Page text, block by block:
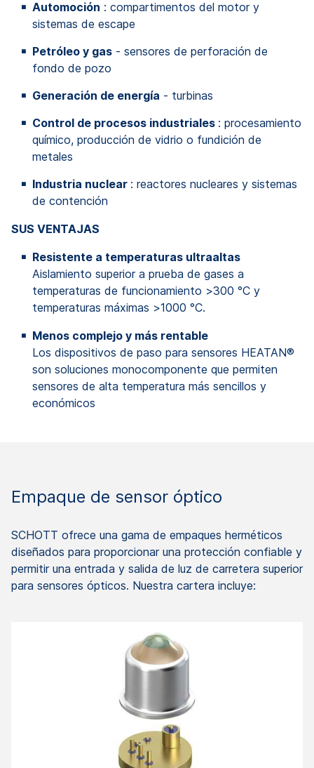
Automoción : compartimentos del motor y
sistemas de escape
Petróleo y gas - sensores de perforación de
fondo de pozo
Generación de energía - turbinas
Control de procesos industriales : procesamiento
químico, producción de vidrio o fundición de
metales
Industria nuclear : reactores nucleares y sistemas
de contención
SUS VENTAJAS
Resistente a temperaturas ultraaltas
Aislamiento superior a prueba de gases a
temperaturas de funcionamiento >300 °C y
temperaturas máximas >1000 °C.
Menos complejo y más rentable
Los dispositivos de paso para sensores HEATAN®
son soluciones monocomponente que permiten
sensores de alta temperatura más sencillos y
económicos
Empaque de sensor óptico
SCHOTT ofrece una gama de empaques herméticos
diseñados para proporcionar una protección confiable y
permitir una entrada y salida de luz de carretera superior
para sensores ópticos. Nuestra cartera incluye: